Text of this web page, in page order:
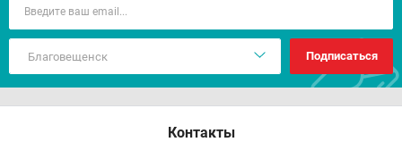
Подписаться
Контакты